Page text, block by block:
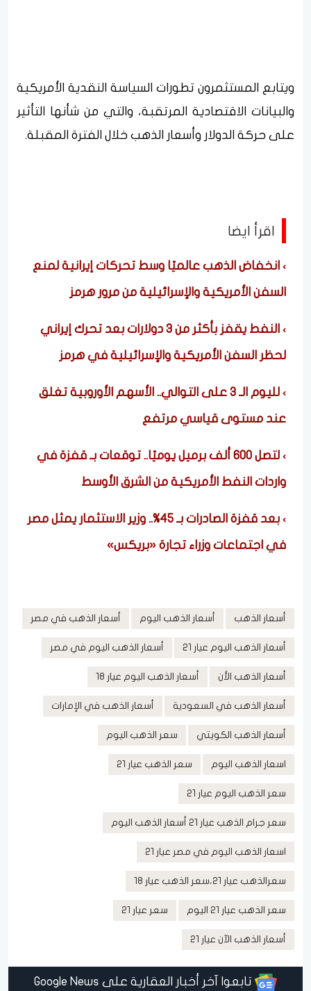
ويتابع المستثمرون تطورات السياسة النقدية الأمريكية
والبيانات الاقتصادية المرتقبة، والتي من شأنها التأثير
على حركة الدولار وأسعار الذهب خلال الفترة المقبلة.
اقرأ ايضا
انخفاض الذهب عالميًا وسط تحركات إيرانية لمنع
السفن الأمريكية والإسرائيلية من مرور هرمز
النفط يقفز بأكثر من 3 دولارات بعد تحرك إيراني
لحظر السفن الأمريكية والإسرائيلية في هرمز
لليوم الـ 3 على التوالي.. الأسهم الأوروبية تغلق
عند مستوى قياسي مرتفع
لتصل 600 ألف برميل يوميًا.. توقعات بـ قفزة في
واردات النفط الأمريكية من الشرق الأوسط
بعد قفزة الصادرات بـ 45%.. وزير الاستثمار يمثل مصر
في اجتماعات وزراء تجارة «بريكس»
أسعار الذهب أسعار الذهب اليوم أسعار الذهب في مصر
أسعار الذهب اليوم عيار 21 أسعار الذهب اليوم في مصر
أسعار الذهب الأن أسعار الذهب اليوم عيار 18
أسعار الذهب في السعودية أسعار الذهب في الإمارات
أسعار الذهب الكويتي سعر الذهب اليوم
اسعار الذهب اليوم سعر الذهب عيار 21
سعر الذهب اليوم عيار 21
سعر جرام الذهب عيار 21 أسعار الذهب اليوم
اسعار الذهب اليوم في مصر عيار 21
سعرالذهب عيار 21،سعر الذهب عيار 18
سعر الذهب عيار 21 اليوم سعر عيار 21
أسعار الذهب الآن عيار 21
تابعوا آخر أخبار العقارية على Google News